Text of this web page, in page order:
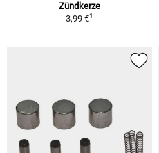
Zündkerze
3,99 €1